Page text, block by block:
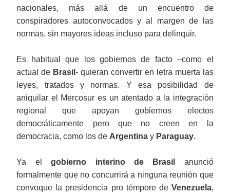
nacionales, más allá de un encuentro de
conspiradores autoconvocados y al margen de las
normas, sin mayores ideas incluso para delinquir.
Es habitual que los gobiernos de facto –como el
actual de Brasil- quieran convertir en letra muerta las
leyes, tratados y normas. Y esa posibilidad de
aniquilar el Mercosur es un atentado a la integración
regional que apoyan gobiernos electos
democráticamente pero que no creen en la
democracia, como los de Argentina y Paraguay.
Ya elgobierno interino de Brasil
anunció
formalmente que no concurrirá a ninguna reunión que
convoque la presidencia pro témpore de Venezuela,